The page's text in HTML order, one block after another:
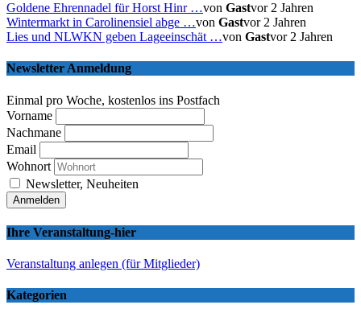
Goldene Ehrennadel für Horst Hinr …von Gastvor 2 Jahren
Wintermarkt in Carolinensiel abge …von Gastvor 2 Jahren
Lies und NLWKN geben Lageeinschät …von Gastvor 2 Jahren
Newsletter Anmeldung
Einmal pro Woche, kostenlos ins Postfach
Vorname
Nachmane
Email
Wohnort
Newsletter, Neuheiten
Ihre Veranstaltung-hier
Veranstaltung anlegen (für Mitglieder)
Kategorien